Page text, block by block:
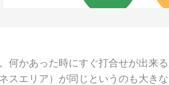
何かあった時にすぐ打合せが出来
スエリア）が同じというのも大き